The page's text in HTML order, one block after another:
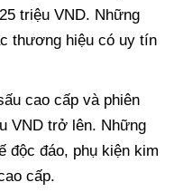
triệu VND. Những
thương hiệu có uy tín
cao cấp và phiên
VND trở lên. Những
độc đáo, phụ kiện kim
cấp.